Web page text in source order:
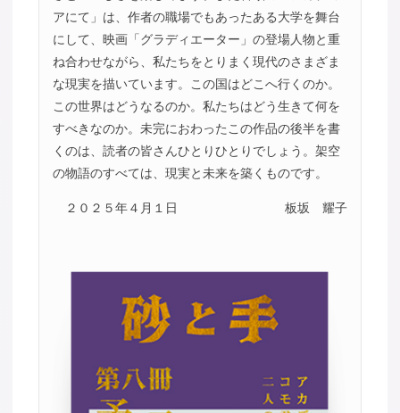
アにて」は、作者の職場でもあったある大学を舞台
にして、映画「グラディエーター」の登場人物と重
ね合わせながら、私たちをとりまく現代のさまざま
な現実を描いています。この国はどこへ行くのか。
この世界はどうなるのか。私たちはどう生きて何を
すべきなのか。未完におわったこの作品の後半を書
くのは、読者の皆さんひとりひとりでしょう。架空
の物語のすべては、現実と未来を築くものです。
２０２５年４月１日 板坂 耀子